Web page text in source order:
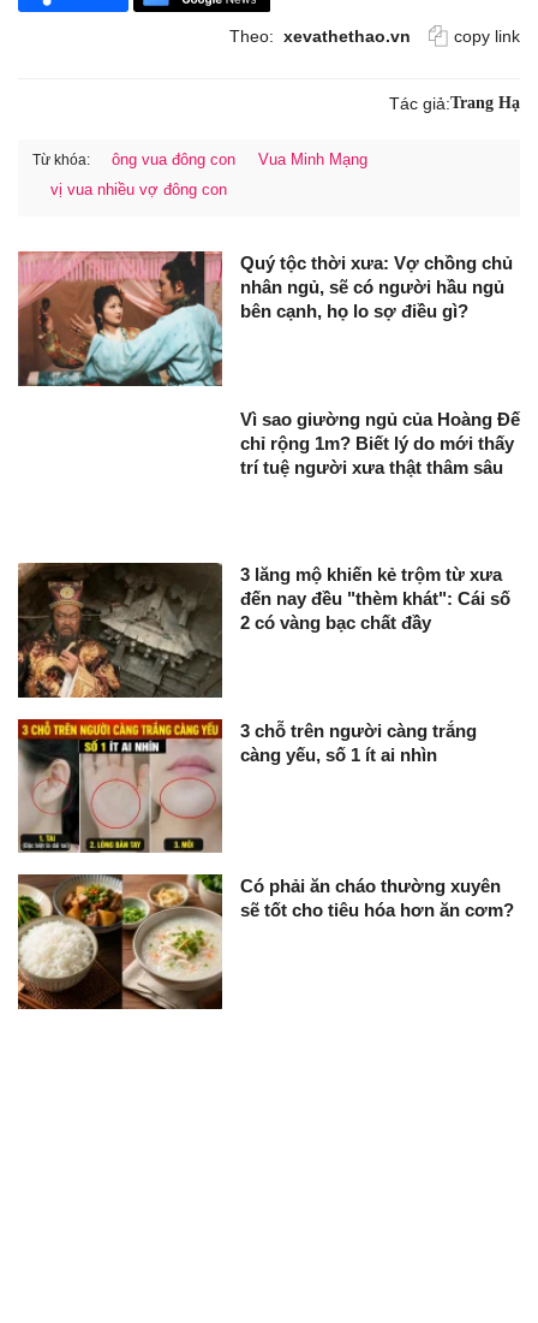
Theo: xevathethao.vn copy link
Tác giả:Trang Hạ
Từ khóa: ông vua đông con
Vua Minh Mạng
vị vua nhiều vợ đông con
Quý tộc thời xưa: Vợ chồng chủ
nhân ngủ, sẽ có người hầu ngủ
bên cạnh, họ lo sợ điều gì?
Vì sao giường ngủ của Hoàng Đế
chỉ rộng 1m? Biết lý do mới thấy
trí tuệ người xưa thật thâm sâu
3 lăng mộ khiến kẻ trộm từ xưa
đến nay đều "thèm khát": Cái số
2 có vàng bạc chất đầy
3 chỗ trên người càng trắng
càng yếu, số 1 ít ai nhìn
Có phải ăn cháo thường xuyên
sẽ tốt cho tiêu hóa hơn ăn cơm?